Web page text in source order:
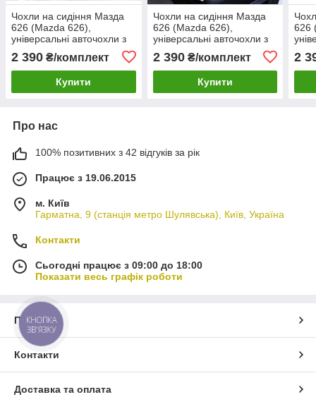
Чохли на сидіння Мазда
626 (Mazda 626),
універсальні авточохли з
екошкіри в Україні Чорно-
сірий
2 390 ₴/комплект
Купити
Чохли на сидіння Мазда
626 (Mazda 626),
універсальні авточохли з
екошкіри в Україні Чорно-
білий
2 390₴/комплект
Купити
626
2
Про нас
100% позитивних з 42 відгуків за рік
Працює з 19.06.2015
м. Київ
Гарматна, 9 (станція метро Шулявська), Київ, Україна
Контакти
Сьогодні працює з 09:00 до 18:00
Показати весь графік роботи
Про нас
Контакти
Доставка та оплата
КНОПКА
ЗВ'ЯЗКУ